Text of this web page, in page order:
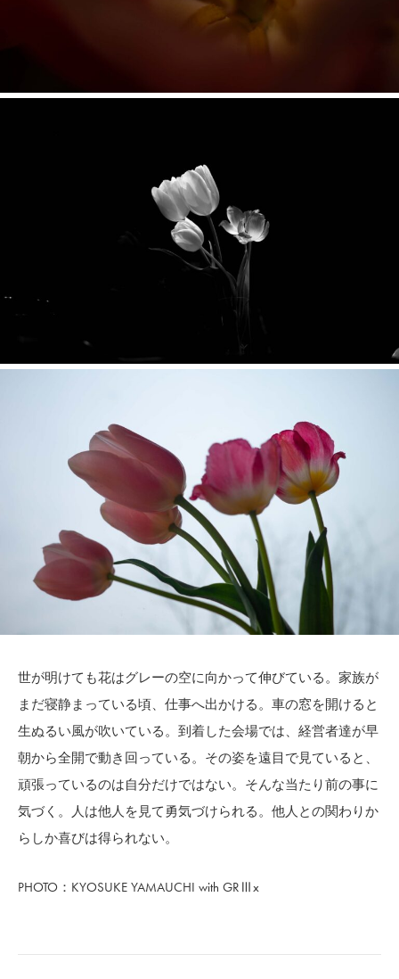
世が明けても花はグレーの空に向かって伸びている。家族が
まだ寝静まっている頃、仕事へ出かける。車の窓を開けると
生ぬるい風が吹いている。到着した会場では、経営者達が早
朝から全開で動き回っている。その姿を遠目で見ていると、
頑張っているのは自分だけではない。そんな当たり前の事に
気づく。人は他人を見て勇気づけられる。他人との関わりか
らしか喜びは得られない。
PHOTO：KYOSUKE YAMAUCHI with GRⅢx